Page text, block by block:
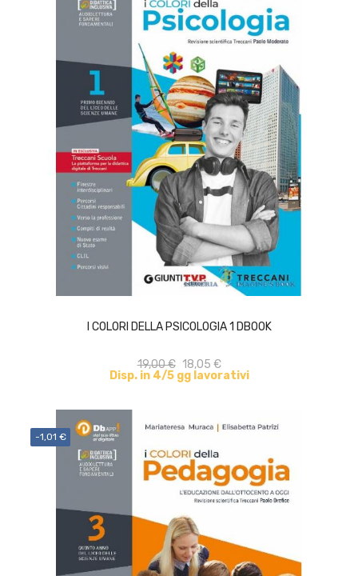
I COLORI DELLA PSICOLOGIA 1 DBOOK
19,00 € 18,05 €
Disp. in 4/5 gg lavorativi
-1,01 €